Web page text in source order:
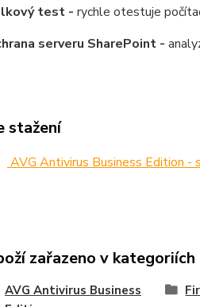
test - rychle otestuje
serveru SharePoint -
stažení
AVG Antivirus Business Edition -
zařazeno v kategoriích
AVG Antivirus Business